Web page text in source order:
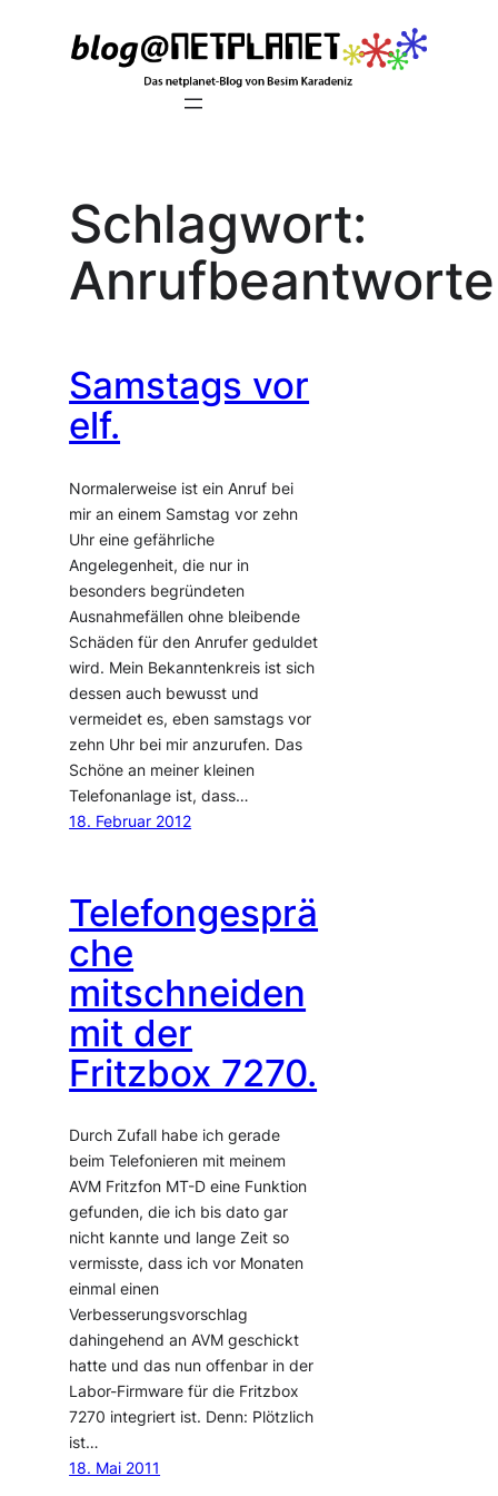
Schlagwort:
Samstags vor
elf.
Normalerweise ist ein Anruf bei
mir an einem Samstag vor zehn
Uhr eine gefährliche
Angelegenheit, die nur in
besonders begründeten
Ausnahmefällen ohne bleibende
Schäden für den Anrufer geduldet
wird. Mein Bekanntenkreis ist sich
dessen auch bewusst und
vermeidet es, eben samstags vor
zehn Uhr bei mir anzurufen. Das
Schöne an meiner kleinen
Telefonanlage ist, dass…
18. Februar 2012
Telefongesprä
che
mitschneiden
mit der
Fritzbox 7270.
Durch Zufall habe ich gerade
beim Telefonieren mit meinem
AVM Fritzfon MT-D eine Funktion
gefunden, die ich bis dato gar
nicht kannte und lange Zeit so
vermisste, dass ich vor Monaten
einmal einen
Verbesserungsvorschlag
dahingehend an AVM geschickt
hatte und das nun offenbar in der
Labor-Firmware für die Fritzbox
7270 integriert ist. Denn: Plötzlich
ist…
18. Mai 2011